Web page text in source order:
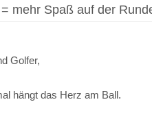
mehr Spaß auf der
Golfer,
hängt das Herz am Ball.